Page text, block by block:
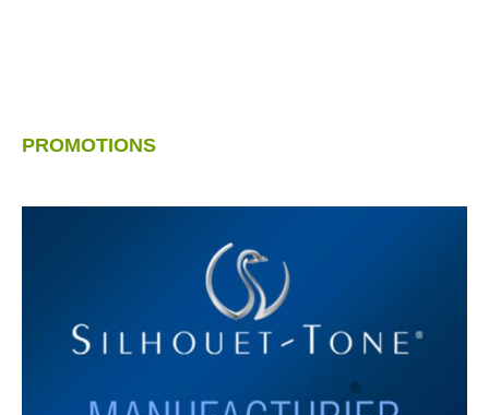
PROMOTIONS